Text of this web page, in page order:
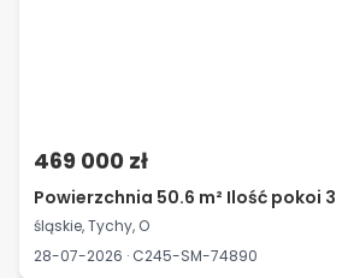
469 000 zł
Powierzchnia 50.6 m² Ilość pokoi 3
śląskie, Tychy, O
28-07-2026 · C245-SM-74890